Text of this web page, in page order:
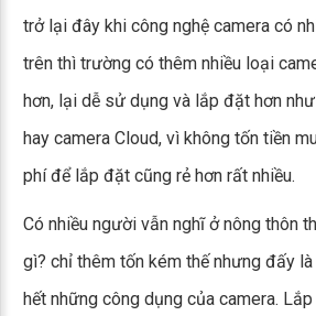
trở lại đây khi công nghệ camera có
trên thì trường có thêm nhiều loại
hơn, lại dễ sử dụng và lắp đặt hơn
hay camera Cloud, vì không tốn tiền
phí để lắp đặt cũng rẻ hơn rất nhiều.
Có nhiều người vẫn nghĩ ở nông thôn
gì? chỉ thêm tốn kém thế nhưng đấy
hết những công dụng của camera.